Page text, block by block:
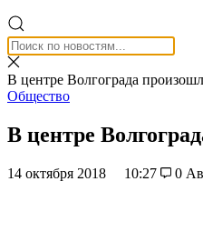
В центре Волгограда
Общество
В центре
14 октября 2018 10:27 0